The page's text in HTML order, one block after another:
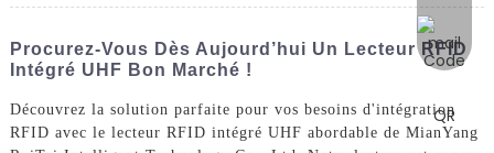
Procurez-Vous Dès Aujourd’hui Un Lecteur RFID
Intégré UHF Bon Marché !
Découvrez la solution parfaite pour vos besoins d'intégration
RFID avec le lecteur RFID intégré UHF abordable de MianYang